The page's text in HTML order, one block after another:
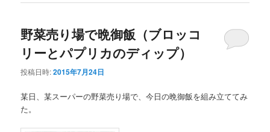
野菜売り場で晩御飯（ブロッコ
リーとパプリカのディップ）
投稿日時:2015年7月24日
某日、某スーパーの野菜売り場で、今日の晩御飯を組み立ててみ
た。